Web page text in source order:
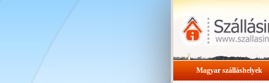
Magyar szálláshelyek